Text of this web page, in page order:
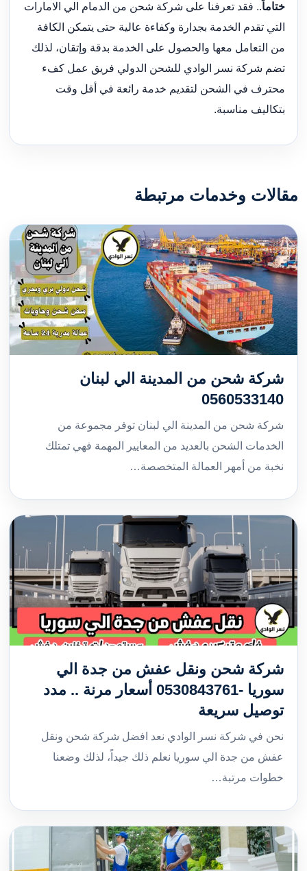
ختاماً.. فقد تعرفنا على شركة شحن من الدمام الي الامارات
التي تقدم الخدمة بجدارة وكفاءة عالية حتى يتمكن الكافة
من التعامل معها والحصول على الخدمة بدقة وإتقان، لذلك
تضم شركة نسر الوادي للشحن الدولي فريق عمل كفء
محترف في الشحن لتقديم خدمة رائعة في أقل وقت
بتكاليف مناسبة.
مقالات وخدمات مرتبطة
شركة شحن من المدينة الي لبنان
0560533140
شركة شحن من المدينة الي لبنان توفر مجموعة من
الخدمات الشحن بالعديد من المعايير المهمة فهي تمتلك
نخبة من أمهر العمالة المتخصصة…
شركة شحن ونقل عفش من جدة الي
سوريا -0530843761 أسعار مرنة .. مدد
توصيل سريعة
نحن في شركة نسر الوادي نعد افضل شركة شحن ونقل
عفش من جدة الي سوريا نعلم ذلك جيداً، لذلك وضعنا
خطوات مرتبة…